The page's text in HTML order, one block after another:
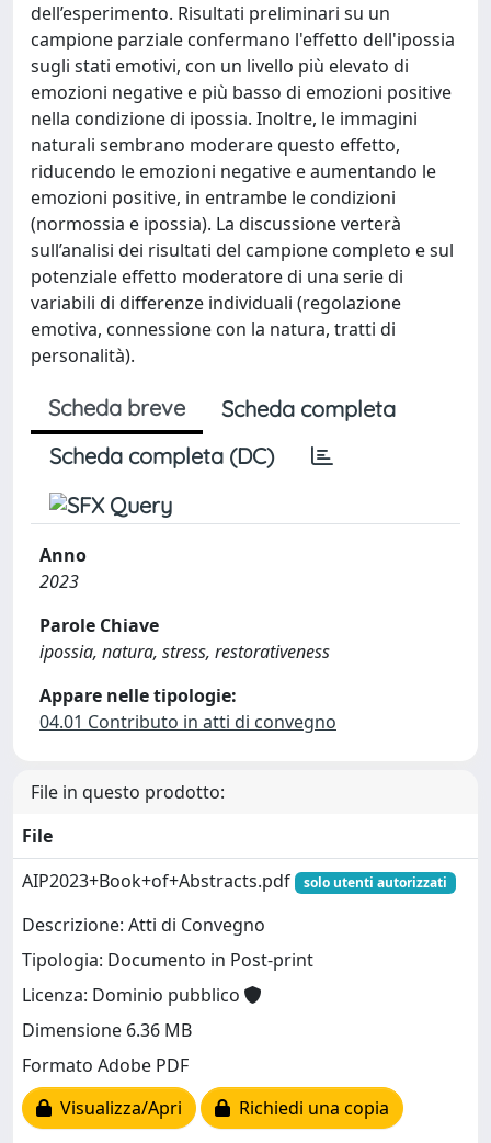
dell’esperimento. Risultati preliminari su un
campione parziale confermano l'effetto dell'ipossia
sugli stati emotivi, con un livello più elevato di
emozioni negative e più basso di emozioni positive
nella condizione di ipossia. Inoltre, le immagini
naturali sembrano moderare questo effetto,
riducendo le emozioni negative e aumentando le
emozioni positive, in entrambe le condizioni
(normossia e ipossia). La discussione verterà
sull’analisi dei risultati del campione completo e sul
potenziale effetto moderatore di una serie di
variabili di differenze individuali (regolazione
emotiva, connessione con la natura, tratti di
personalità).
Scheda breve
Scheda completa
Scheda completa (DC)
Anno
2023
Parole Chiave
ipossia, natura, stress, restorativeness
Appare nelle tipologie:
04.01 Contributo in atti di convegno
File in questo prodotto:
File
AIP2023+Book+of+Abstracts.pdf
solo utenti autorizzati
Descrizione: Atti di Convegno
Tipologia: Documento in Post-print
Licenza: Dominio pubblico
Dimensione 6.36 MB
Formato Adobe PDF
Visualizza/Apri
Richiedi una copia